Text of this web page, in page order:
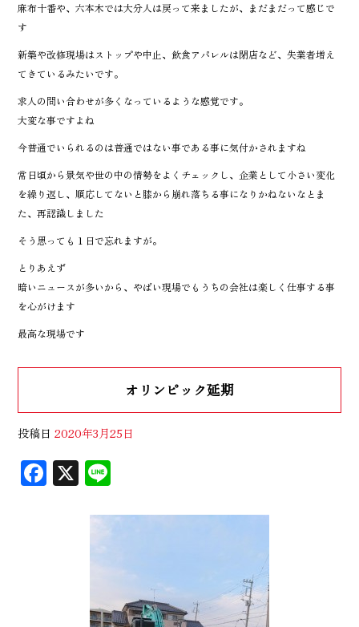
麻布十番や、六本木では大分人は戻って来ましたが、まだまだって感じで
す
新築や改修現場はストップや中止、飲食アパレルは閉店など、失業者増え
てきているみたいです。
求人の問い合わせが多くなっているような感覚です。
大変な事ですよね
今普通でいられるのは普通ではない事である事に気付かされますね
常日頃から景気や世の中の情勢をよくチェックし、企業として小さい変化
を繰り返し、順応してないと膝から崩れ落ちる事になりかねないなとま
た、再認識しました
そう思っても１日で忘れますが。
とりあえず
暗いニュースが多いから、やばい現場でもうちの会社は楽しく仕事する事
を心がけます
最高な現場です
オリンピック延期
投稿日 2020年3月25日
F
ac
X
e